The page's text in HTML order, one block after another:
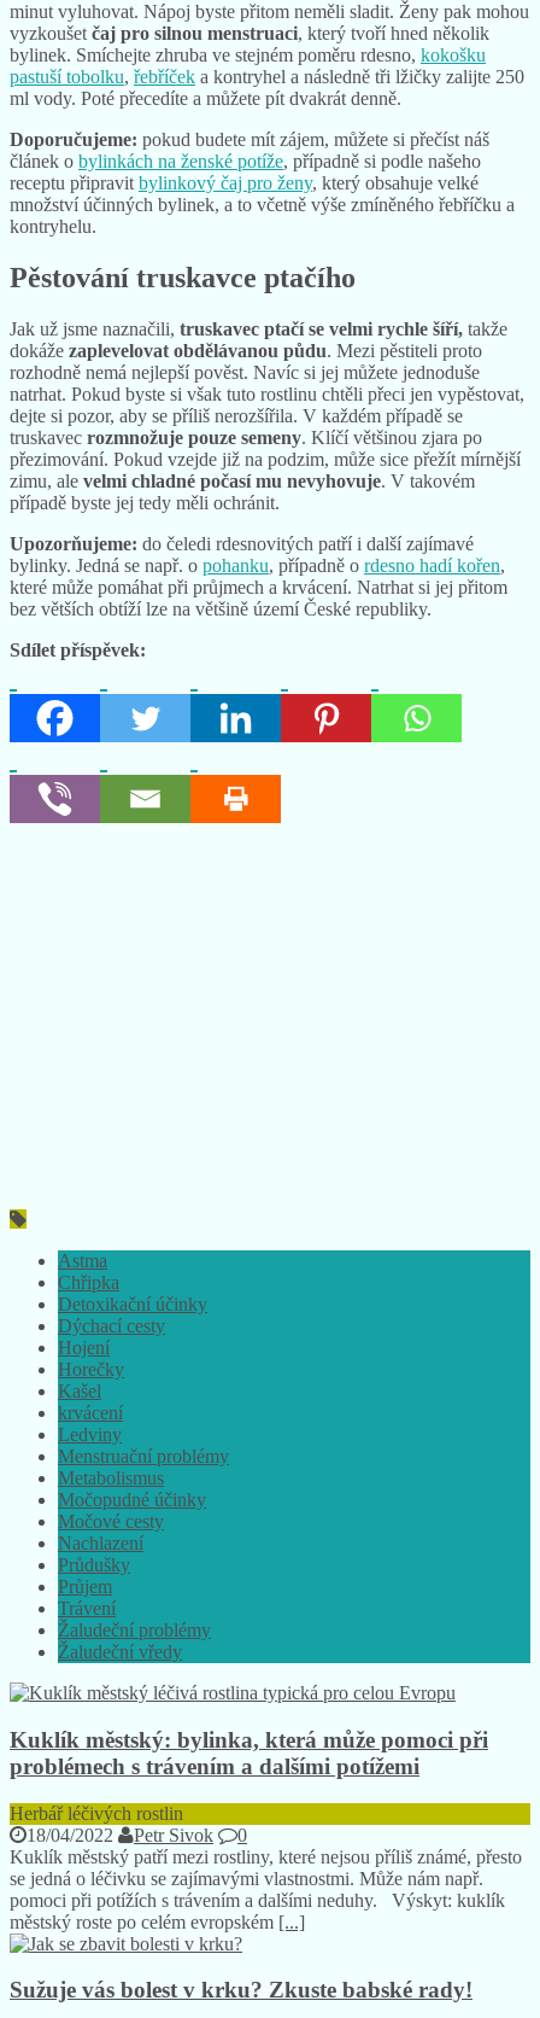
minut vyluhovat. Nápoj byste přitom neměli sladit. Ženy pak mohou
vyzkoušet čaj pro silnou menstruaci, který tvoří hned několik
bylinek. Smíchejte zhruba ve stejném poměru rdesno, kokošku
pastuší tobolku, řebříček a kontryhel a následně tři lžičky zalijte 250
ml vody. Poté přecedíte a můžete pít dvakrát denně.
Doporučujeme: pokud budete mít zájem, můžete si přečíst náš
článek o bylinkách na ženské potíže, případně si podle našeho
receptu připravit bylinkový čaj pro ženy, který obsahuje velké
množství účinných bylinek, a to včetně výše zmíněného řebříčku a
kontryhelu.
Pěstování truskavce ptačího
Jak už jsme naznačili, truskavec ptačí se velmi rychle šíří, takže
dokáže zaplevelovat obdělávanou půdu. Mezi pěstiteli proto
rozhodně nemá nejlepší pověst. Navíc si jej můžete jednoduše
natrhat. Pokud byste si však tuto rostlinu chtěli přeci jen vypěstovat,
dejte si pozor, aby se příliš nerozšířila. V každém případě se
truskavec rozmnožuje pouze semeny. Klíčí většinou zjara po
přezimování. Pokud vzejde již na podzim, může sice přežít mírnější
zimu, ale velmi chladné počasí mu nevyhovuje. V takovém
případě byste jej tedy měli ochránit.
Upozorňujeme: do čeledi rdesnovitých patří i další zajímavé
bylinky. Jedná se např. o pohanku, případně o rdesno hadí kořen,
které může pomáhat při průjmech a krvácení. Natrhat si jej přitom
bez větších obtíží lze na většině území České republiky.
Sdílet příspěvek:
Astma
Chřipka
Detoxikační účinky
Dýchací cesty
Hojení
Horečky
Kašel
krvácení
Ledviny
Menstruační problémy
Metabolismus
Močopudné účinky
Močové cesty
Nachlazení
Průdušky
Průjem
Trávení
Žaludeční problémy
Žaludeční vředy
Kuklík městský: bylinka, která může pomoci při
problémech s trávením a dalšími potížemi
Herbář léčivých rostlin
18/04/2022
Petr Sivok
0
Kuklík městský patří mezi rostliny, které nejsou příliš známé, přesto
se jedná o léčivku se zajímavými vlastnostmi. Může nám např.
pomoci při potížích s trávením a dalšími neduhy. Výskyt: kuklík
městský roste po celém evropském [...]
Sužuje vás bolest v krku? Zkuste babské rady!